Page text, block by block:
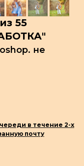
55
. не
в течение 2-х
почту